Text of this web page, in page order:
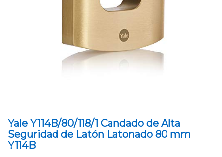
Yale Y114B/80/118/1 Candado de Alta
Seguridad de Latón Latonado 80 mm
Y114B